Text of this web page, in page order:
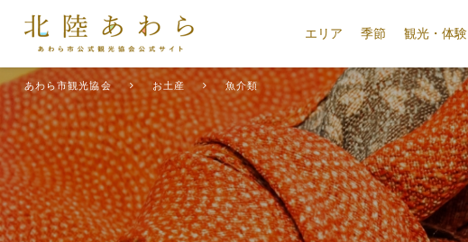
エリア 季節 観光・体験
あわら市観光協会 お土産 魚介類